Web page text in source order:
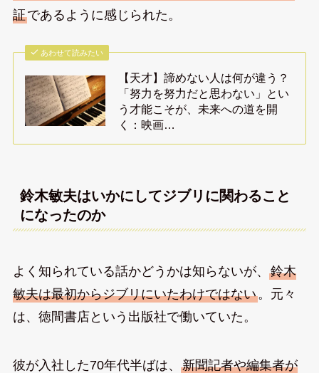
証であるように感じられた。
あわせて読みたい
【天才】諦めない人は何が違う？
「努力を努力だと思わない」とい
う才能こそが、未来への道を開
く：映画…
鈴木敏夫はいかにしてジブリに関わること
になったのか
よく知られている話かどうかは知らないが、 鈴木
敏夫は最初からジブリにいたわけではない。元々
は、徳間書店という出版社で働いていた。
彼が入社した70年代半ばは、 新聞記者や編集者が